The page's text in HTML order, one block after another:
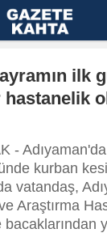
ilk
-
kurban
vatandaş,
Araştırma